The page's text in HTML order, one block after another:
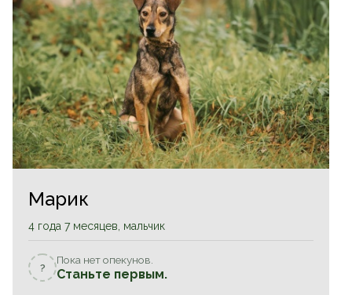
Марик
4 года 7 месяцев, мальчик
?
Пока нет опекунов.
Станьте первым.